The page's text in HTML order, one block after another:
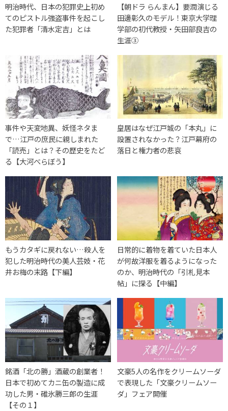
明治時代、日本の犯罪史上初め
てのピストル強盗事件を起こし
た犯罪者「清水定吉」とは
【朝ドラ らんまん】要潤演じる
田邊彰久のモデル！東京大学理
学部の初代教授・矢田部良吉の
生涯③
事件や天変地異、妖怪ネタま
で…江戸の庶民に親しまれた
「読売」とは？その歴史をたど
る【大河べらぼう】
皇居はなぜ江戸城の「本丸」に
設置されなかった？江戸幕府の
落日と権力者の悲哀
もうカタギに戻れない…殺人を
犯した明治時代の美人芸妓・花
井お梅の末路【下編】
日常的に着物を着ていた日本人
が何故洋服を着るようになった
のか、明治時代の「引札見本
帖」に探る【中編】
銘酒「北の勝」酒蔵の創業者！
日本で初めてカニ缶の製造に成
功した男・碓氷勝三郎の生涯
【その１】
文豪5人の名作をクリームソーダ
で表現した「文豪クリームソー
ダ」フェア開催